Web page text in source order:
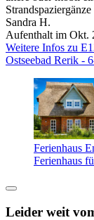
Sandra H.
Aufenthalt im Okt.
Weitere Infos zu
Ostseebad Rerik -
Ferienhaus
Ferienhaus
Leider weit